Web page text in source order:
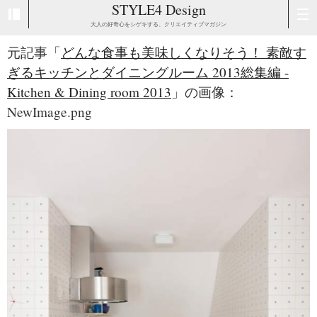
STYLE4 Design
大人の好奇心をシゲキする、クリエイティブマガジン
元記事「 どんな食事も美味しくなりそう！ 素敵す
ぎるキッチンとダイニングルーム 2013総集編 -
Kitchen & Dining room 2013 」の画像：
NewImage.png